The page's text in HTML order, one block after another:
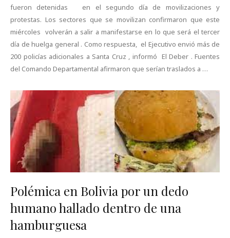
fueron detenidas en el segundo día de movilizaciones y
protestas. Los sectores que se movilizan confirmaron que este
miércoles volverán a salir a manifestarse en lo que será el tercer
día de huelga general . Como respuesta, el Ejecutivo envió más de
200 policías adicionales a Santa Cruz , informó El Deber . Fuentes
del Comando Departamental afirmaron que serían traslados a …
Polémica en Bolivia por un dedo
humano hallado dentro de una
hamburguesa